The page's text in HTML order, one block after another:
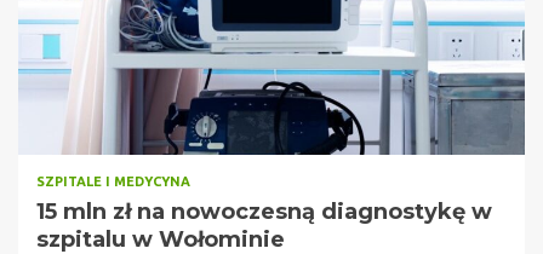
SZPITALE I MEDYCYNA
15 mln zł na nowoczesną diagnostykę w
szpitalu w Wołominie